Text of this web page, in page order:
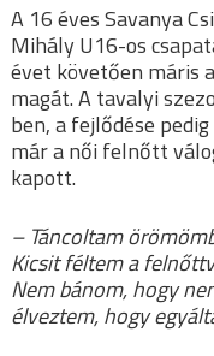
A 16 éves Savanya
Mihály U16-os
évet követően máris
magát. A tavalyi
ben, a fejlődése
már a női felnőtt
kapott.
– Táncoltam
Kicsit féltem a
Nem bánom, hogy
élveztem, hogy